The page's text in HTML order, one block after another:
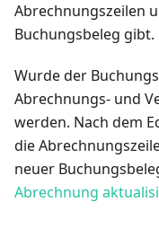
Abrechnungszeilen
Buchungsbeleg gibt.
Wurde der
Abrechnungs- und
werden. Nach dem
die
neuer
Abrechnung